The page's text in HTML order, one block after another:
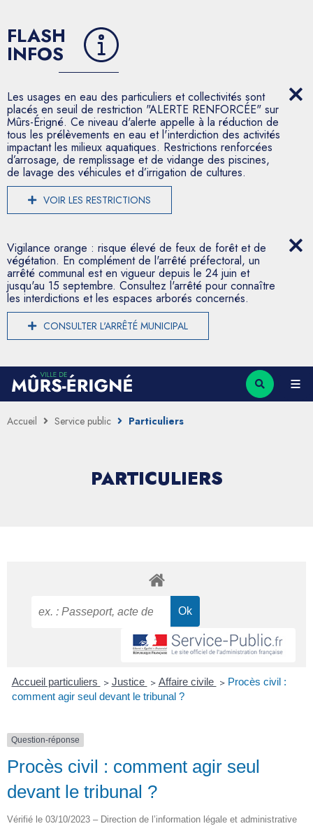
FLASH
INFOS
Les usages en eau des particuliers et collectivités sont
placés en seuil de restriction "ALERTE RENFORCÉE" sur
Mûrs-Érigné. Ce niveau d'alerte appelle à la réduction de
tous les prélèvements en eau et l'interdiction des activités
impactant les milieux aquatiques. Restrictions renforcées
d’arrosage, de remplissage et de vidange des piscines,
de lavage des véhicules et d’irrigation de cultures.
VOIR LES RESTRICTIONS
Vigilance orange : risque élevé de feux de forêt et de
végétation. En complément de l'arrêté préfectoral, un
arrêté communal est en vigueur depuis le 24 juin et
jusqu'au 15 septembre. Consultez l'arrêté pour connaître
les interdictions et les espaces arborés concernés.
CONSULTER L'ARRÊTÉ MUNICIPAL
Accueil Service public Particuliers
PARTICULIERS
Accueil particuliers > Justice > Affaire civile > Procès civil :
comment agir seul devant le tribunal ?
Question-réponse
Procès civil : comment agir seul
devant le tribunal ?
Vérifié le 03/10/2023 – Direction de l’information légale et administrative